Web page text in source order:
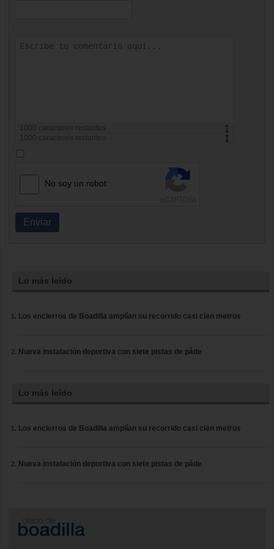
caracteres restantes
caracteres restantes
No soy un robot
Enviar
Lo más leído
Los encierros de Boadilla amplían su recorrido casi cien metros
Nueva instalación deportiva con siete pistas de páde
Lo más leído
Los encierros de Boadilla amplían su recorrido casi cien metros
Nueva instalación deportiva con siete pistas de páde